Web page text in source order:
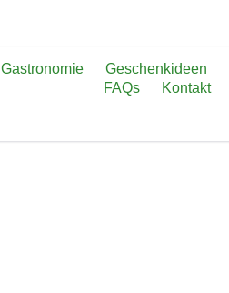
Gastronomie Geschenkideen
FAQs
Kontakt